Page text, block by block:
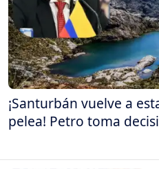
¡Santurbán vuelve a
pelea! Petro toma